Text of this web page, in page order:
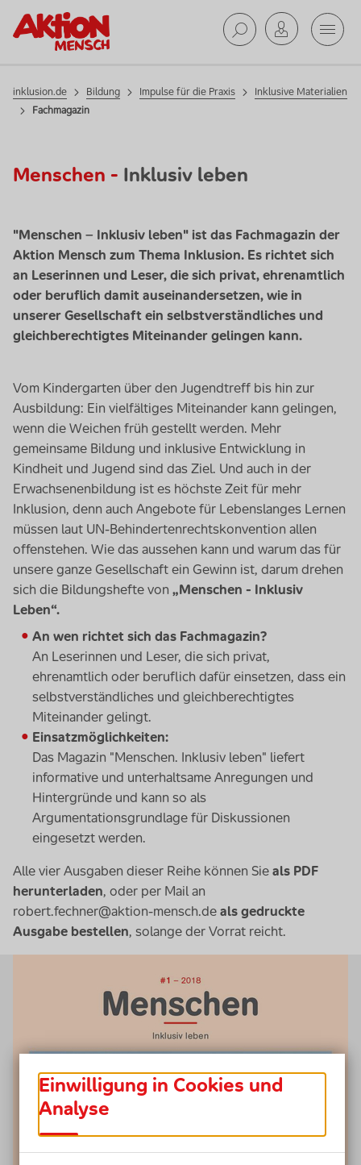
Impulse
für die
Praxis
inklusion.de Bildung Impulse für die Praxis
Inklusive Materialien
Fachmagazin
Menschen - Inklusiv leben
"Menschen – Inklusiv leben" ist das Fachmagazin der
Aktion Mensch zum Thema Inklusion. Es richtet sich
an Leserinnen und Leser, die sich privat, ehrenamtlich
oder beruflich damit auseinandersetzen, wie in
unserer Gesellschaft ein selbstverständliches und
gleichberechtigtes Miteinander gelingen kann.
Vom Kindergarten über den Jugendtreff bis hin zur
Ausbildung: Ein vielfältiges Miteinander kann gelingen,
wenn die Weichen früh gestellt werden. Mehr
gemeinsame Bildung und inklusive Entwicklung in
Kindheit und Jugend sind das Ziel. Und auch in der
Erwachsenenbildung ist es höchste Zeit für mehr
Inklusion, denn auch Angebote für Lebenslanges Lernen
müssen laut UN-Behindertenrechtskonvention allen
offenstehen. Wie das aussehen kann und warum das für
unsere ganze Gesellschaft ein Gewinn ist, darum drehen
sich die Bildungshefte von „Menschen - Inklusiv
Leben“.
An wen richtet sich das Fachmagazin?
An Leserinnen und Leser, die sich privat,
ehrenamtlich oder beruflich dafür einsetzen, dass ein
selbstverständliches und gleichberechtigtes
Miteinander gelingt.
Einsatzmöglichkeiten:
Das Magazin "Menschen. Inklusiv leben" liefert
informative und unterhaltsame Anregungen und
Hintergründe und kann so als
Argumentationsgrundlage für Diskussionen
eingesetzt werden.
Alle vier Ausgaben dieser Reihe können Sieals PDF
herunterladen, oder per Mail an
robert.fechner@aktion-mensch.deals gedruckte
Ausgabe bestellen, solange der Vorrat reicht.
Einwilligung in Cookies und
Analyse